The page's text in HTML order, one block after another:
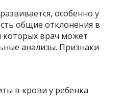
особенно у
общие отклонения в
которых врач может
анализы. Признаки